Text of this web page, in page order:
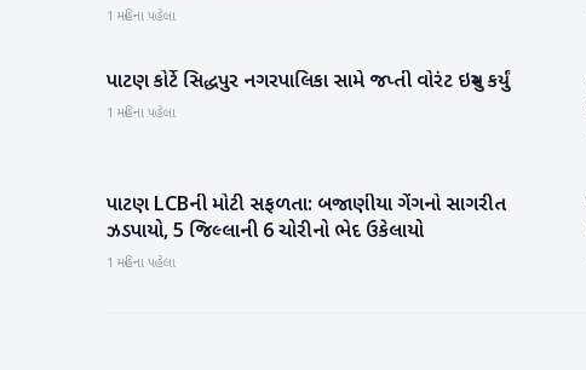
1 મહિના પહેલા
પાટણ
પાટણ કોર્ટે સિદ્ધપુર નગરપાલિકા સામે જપ્તી વોરંટ ઇસ્યુ કર્યું
1 મહિના પહેલા
પાટણ
પાટણ LCBની મોટી સફળતા: બજાણીયા ગેંગનો સાગરીત
ઝડપાયો, 5 જિલ્લાની 6 ચોરીનો ભેદ ઉકેલાયો
1 મહિના પહેલા